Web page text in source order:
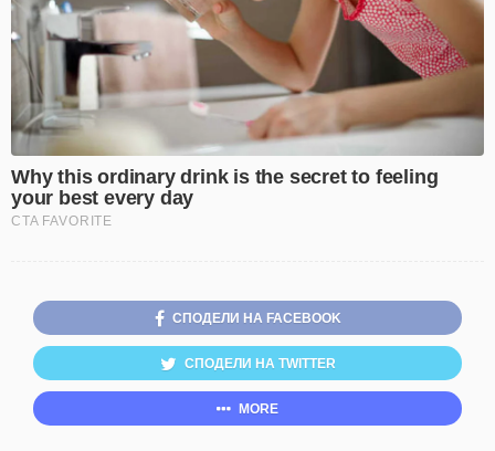
СПОДЕЛИ НА FACEBOOK
СПОДЕЛИ НА TWITTER
MORE